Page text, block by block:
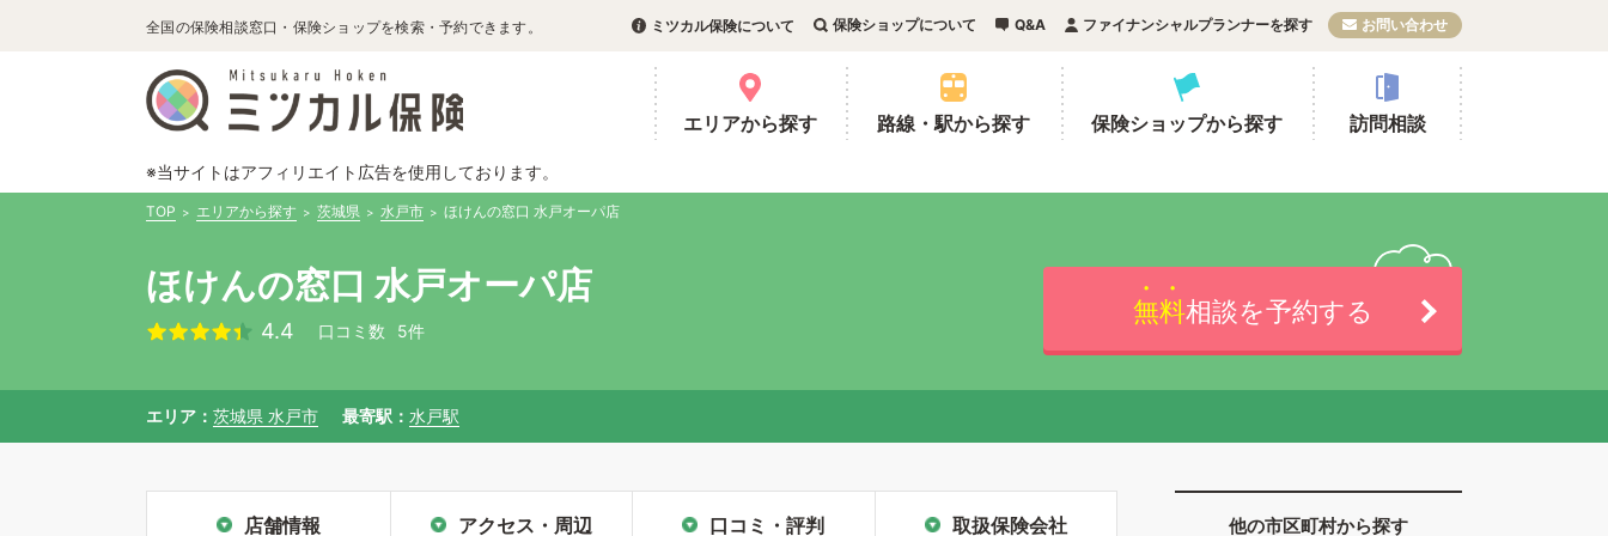
全国の保険相談窓口・保険ショップを検索・予約できます。 ミツカル保険について 保険ショップについて Q&A ファイナンシャルプランナーを探す お問い合わせ
エリアから探す 路線・駅から探す 保険ショップから探す 訪問相談
※当サイトはアフィリエイト広告を使用しております。
TOP エリアから探す 茨城県 水戸市 ほけんの窓口 水戸オーパ店
ほけんの窓口 水戸オーパ店
4.4 口コミ数 5件
無料相談を予約する
エリア 茨城県 水戸市 最寄駅 水戸駅
他の市区町村から探す
店舗情報 アクセス・周辺 口コミ・評判 取扱保険会社